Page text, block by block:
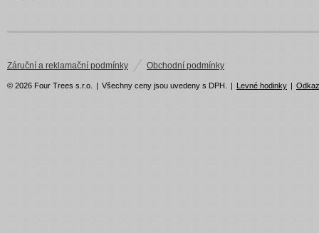
Záruční a reklamační podmínky Obchodní podmínky
© 2026 Four Trees s.r.o. Všechny ceny jsou uvedeny s DPH. Levné hodinky